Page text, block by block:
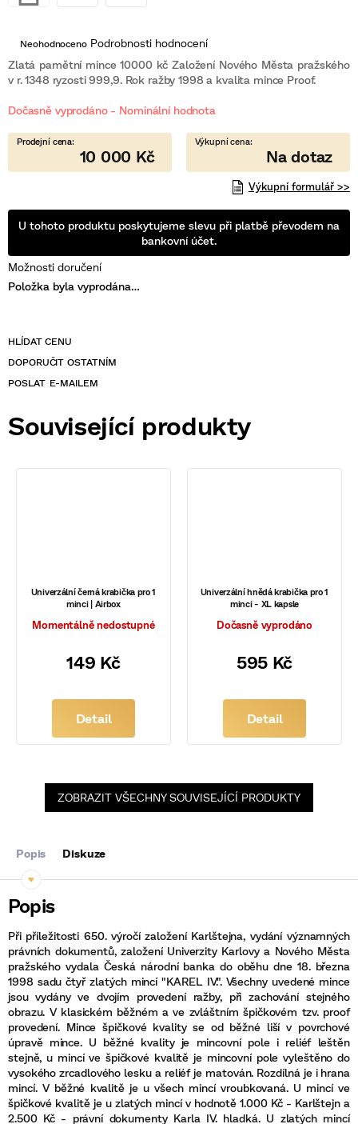
Dočasně vyprodáno - Nominální hodnota
Možnosti doručení
Položka byla vyprodána…
Zlatá pamětní mince 10000 kč Založení Nového Města pražského
v r. 1348 ryzosti 999,9. Rok ražby 1998 a kvalita mince Proof.
POSLAT
Průměrné
produktu
je
0,0
5
Neohodnoceno Podrobnosti hodnocení
10 000 Kč
Výkupní formulář >>
U tohoto produktu poskytujeme slevu při platbě převodem na
bankovní účet.
Související produkty
Univerzální černá krabička pro 1
minci | Airbox
Momentálně nedostupné
149 Kč
Detail
Univerzální hnědá krabička pro 1
minci - XL kapsle
Dočasně vyprodáno
595 Kč
Detail
ZOBRAZIT VŠECHNY SOUVISEJÍCÍ PRODUKTY
Popis Diskuze
Při příležitosti 650. výročí založení Karlštejna, vydání významných
právních dokumentů, založení Univerzity Karlovy a Nového Města
pražského vydala Česká národní banka do oběhu dne 18. března
1998 sadu čtyř zlatých mincí "KAREL IV.". Všechny uvedené mince
jsou vydány ve dvojím provedení ražby, při zachování stejného
obrazu. V klasickém běžném a ve zvláštním špičkovém tzv. proof
provedení. Mince špičkové kvality se od běžné liší v povrchové
úpravě mince. U běžné kvality je mincovní pole i reliéf leštěn
stejně, u mincí ve špičkové kvalitě je mincovní pole vyleštěno do
vysokého zrcadlového lesku a reliéf je matován. Rozdílná je i hrana
mincí. V běžné kvalitě je u všech mincí vroubkovaná. U mincí ve
špičkové kvalitě je u zlatých mincí v hodnotě 1.000 Kč - Karlštejn a
2.500 Kč - právní dokumenty Karla IV. hladká. U zlatých mincí